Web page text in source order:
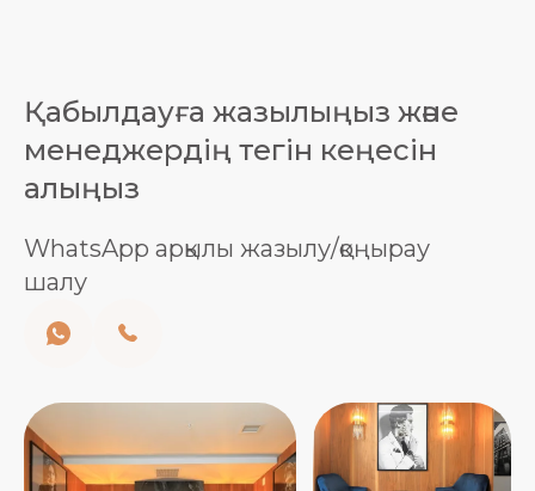
Қабылдауға жазылыңыз және
менеджердің тегін кеңесін
алыңыз
WhatsApp арқылы жазылу/қоңырау
шалу